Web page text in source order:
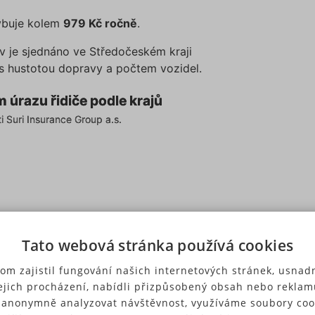
kolem 979 Kč ročně.
je sjednáno ve Středočeském kraji
hustotou dopravy a počtem vozidel.
krajů
a.s.
úrazu řidiče podle krajů
úrazu řidiče podle krajů
Insurance Group a.s.
Insurance Group a.s.
Tato webová stránka používá cookies
zajistil fungování našich internetových stránek,
procházení, nabídli přizpůsobený obsah nebo
analyzovat návštěvnost, využíváme soubory